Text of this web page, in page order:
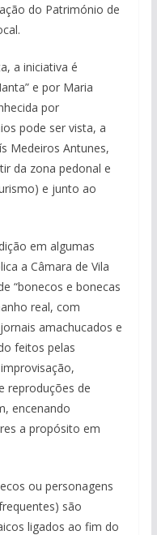
do Património de
a iniciativa é
e por Maria
por
pode ser vista, a
Medeiros Antunes,
da zona pedonal e
e junto ao
em algumas
a Câmara de Vila
“bonecos e bonecas
real, com
amachucados e
feitos pelas
reproduções de
encenando
a propósito em
ou personagens
são
ligados ao fim do